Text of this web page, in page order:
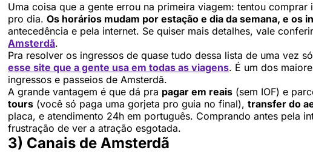
Uma coisa que a gente errou na primeira viagem: tentou
pro dia. Os horários mudam por estação e dia da semana, e os
antecedência e pela internet. Se quiser mais detalhes, vale
Amsterdã.
Pra resolver os ingressos de quase tudo dessa lista de uma vez
esse site que a gente usa em todas as viagens. É um dos
ingressos e passeios de Amsterdã.
A grande vantagem é que dá pra pagar em reais (sem IOF) e
tours (você só paga uma gorjeta pro guia no final), transfer do
placa, e atendimento 24h em português. Comprando antes pela
frustração de ver a atração esgotada.
3) Canais de Amsterdã